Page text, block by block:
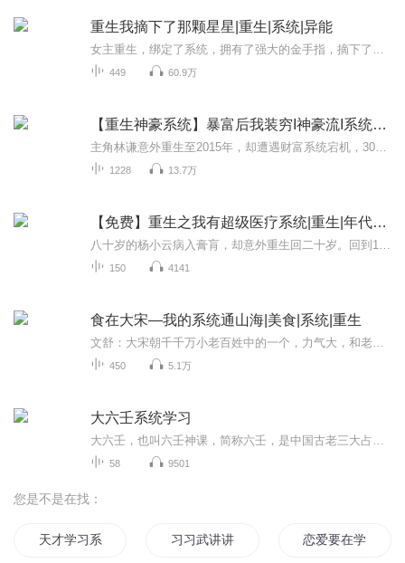
重生我摘下了那颗星星|重生|系统|异能
449 60.9万
【重生神豪系统】暴富后我装穷I神豪流I系统崩I装富
1228 13.7万
【免费】重生之我有超级医疗系统|重生|年代文|婚恋
150 4141
食在大宋—我的系统通山海|美食|系统|重生
450 5.1万
大六壬系统学习
58 9501
您是不是在找：
天才学习系统 习习武讲讲课 恋爱要在学习之后